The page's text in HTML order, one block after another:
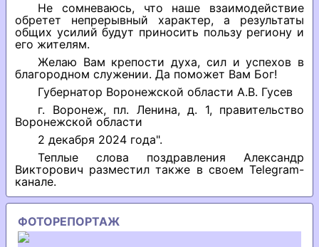
Не сомневаюсь, что наше взаимодействие
обретет непрерывный характер, а результаты
общих усилий будут приносить пользу региону и
его жителям.
Желаю Вам крепости духа, сил и успехов в
благородном служении. Да поможет Вам Бог!
Губернатор Воронежской области А.В. Гусев
г. Воронеж, пл. Ленина, д. 1, правительство
Воронежской области
2 декабря 2024 года".
Теплые слова поздравления Александр
Викторович разместил также в своем Telegram-
канале.
ФОТОРЕПОРТАЖ